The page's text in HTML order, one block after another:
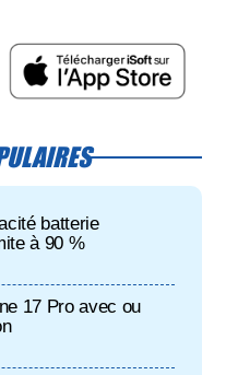
batterie
à 90 %
17 Pro avec ou